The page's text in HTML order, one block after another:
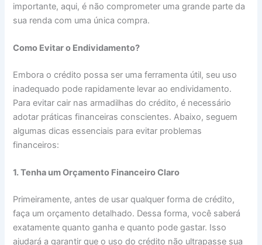
importante, aqui, é não comprometer uma grande parte da
sua renda com uma única compra.
Como Evitar o Endividamento?
Embora o crédito possa ser uma ferramenta útil, seu uso
inadequado pode rapidamente levar ao endividamento.
Para evitar cair nas armadilhas do crédito, é necessário
adotar práticas financeiras conscientes. Abaixo, seguem
algumas dicas essenciais para evitar problemas
financeiros:
1. Tenha um Orçamento Financeiro Claro
Primeiramente, antes de usar qualquer forma de crédito,
faça um orçamento detalhado. Dessa forma, você saberá
exatamente quanto ganha e quanto pode gastar. Isso
ajudará a garantir que o uso do crédito não ultrapasse sua